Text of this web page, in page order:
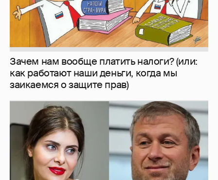
И снова невеста 357